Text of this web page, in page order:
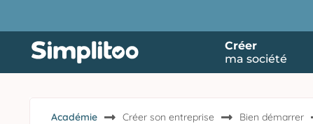
Créer
ma société
Académie Créer son entreprise Bien démarrer